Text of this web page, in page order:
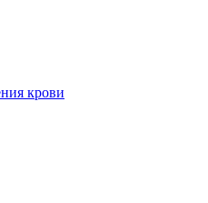
крови